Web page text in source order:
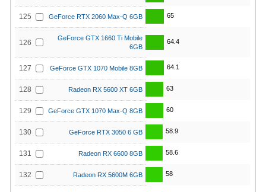
125 GeForce RTX 2060 Max-Q 6GB 65
126
GeForce GTX 1660 Ti Mobile
6GB
64.4
127 GeForce GTX 1070 Mobile 8GB 64.1
128 Radeon RX 5600 XT 6GB 63
129 GeForce GTX 1070 Max-Q 8GB 60
130 GeForce RTX 3050 6 GB 58.9
131 Radeon RX 6600 8GB 58.6
132 Radeon RX 5600M 6GB 58